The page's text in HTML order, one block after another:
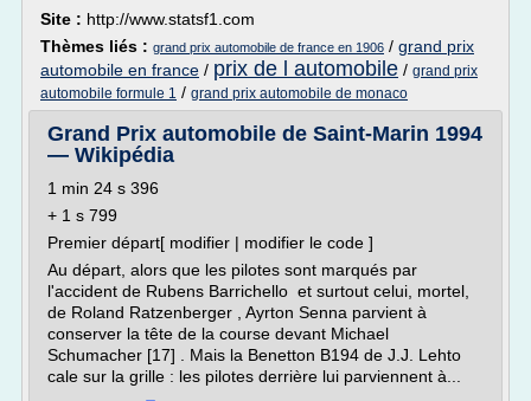
Site : http://www.statsf1.com
Thèmes liés : grand prix automobile de france en 1906 / grand prix
automobile en france / prix de l automobile / grand prix
automobile formule 1 / grand prix automobile de monaco
Grand Prix automobile de Saint-Marin 1994
— Wikipédia
1 min 24 s 396
+ 1 s 799
Premier départ[ modifier | modifier le code ]
Au départ, alors que les pilotes sont marqués par
l'accident de Rubens Barrichello et surtout celui, mortel,
de Roland Ratzenberger , Ayrton Senna parvient à
conserver la tête de la course devant Michael
Schumacher [17] . Mais la Benetton B194 de J.J. Lehto
cale sur la grille : les pilotes derrière lui parviennent à...